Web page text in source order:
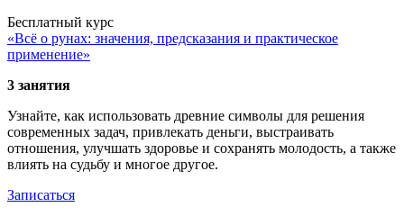
Бесплатный курс
«Всё о рунах: значения, предсказания и практическое
применение»
3 занятия
Узнайте, как использовать древние символы для решения
современных задач, привлекать деньги, выстраивать
отношения, улучшать здоровье и сохранять молодость, а также
влиять на судьбу и многое другое.
Записаться